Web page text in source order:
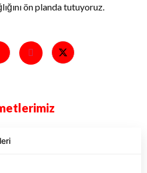
ön planda tutuyoruz.